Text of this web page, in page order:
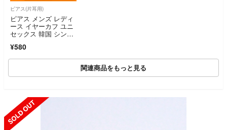
ピアス(片耳用)
ピアス メンズ レディ
ース イヤーカフ ユニ
セックス 韓国 シンプ
ピアス フープピア
ス お洒落 カジュアル
¥580
関連商品をもっと見る